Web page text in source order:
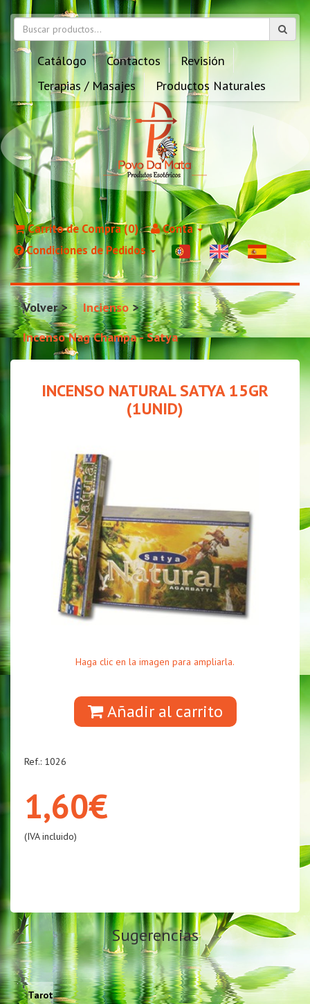
Catálogo Contactos
Revisión
Terapias / Masajes
Productos Naturales
Carrito de Compra (0)
Conta
Condiciones de Pedidos
Volver
Incienso
Incenso Nag Champa - Satya
INCENSO NATURAL SATYA 15GR
(1UNID)
Haga clic en la imagen para ampliarla.
Añadir al carrito
Ref.: 1026
1,60€
(IVA incluido)
Sugerencias
Tarot